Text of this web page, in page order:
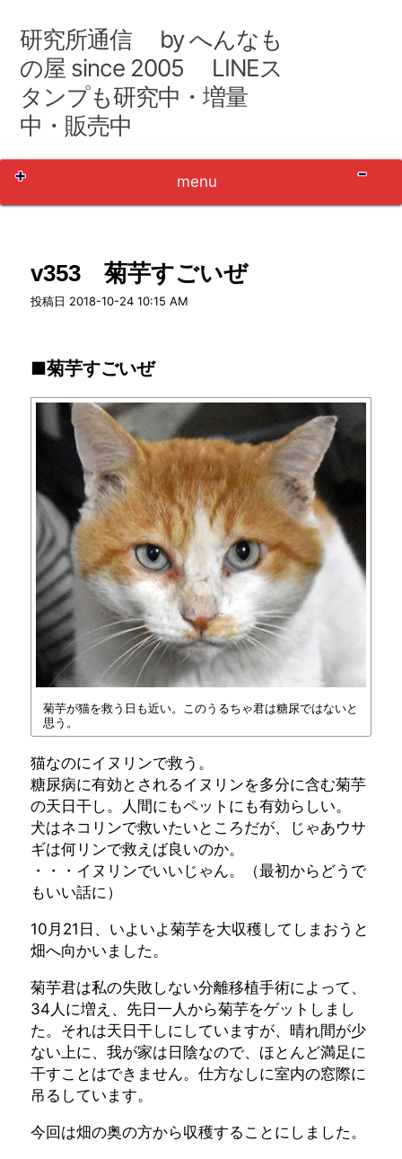
テ
ン
ツ
へ
研究所通信 by へんなも
の屋 since 2005 LINEス
タンプも研究中・増量
中・販売中
menu
v353 菊芋すごいぜ
投稿日 2018-10-24 10:15 AM
■菊芋すごいぜ
菊芋が猫を救う日も近い。このうるちゃ君は糖尿ではないと
思う。
猫なのにイヌリンで救う。
糖尿病に有効とされるイヌリンを多分に含む菊芋
の天日干し。人間にもペットにも有効らしい。
犬はネコリンで救いたいところだが、じゃあウサ
ギは何リンで救えば良いのか。
・・・イヌリンでいいじゃん。（最初からどうで
もいい話に）
10月21日、いよいよ菊芋を大収穫してしまおうと
畑へ向かいました。
菊芋君は私の失敗しない分離移植手術によって、
34人に増え、先日一人から菊芋をゲットしまし
た。それは天日干しにしていますが、晴れ間が少
ない上に、我が家は日陰なので、ほとんど満足に
干すことはできません。仕方なしに室内の窓際に
吊るしています。
今回は畑の奥の方から収穫することにしました。